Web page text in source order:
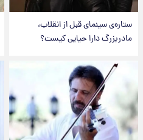
ستاره‌ی سینمای قبل از انقلاب،
مادربزرگ دارا حیایی کیست؟